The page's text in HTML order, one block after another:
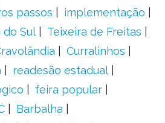
passos
implementação
do Sul
Teixeira de Freitas
Curralinhos
readesão estadual
feira popular
Barbalha